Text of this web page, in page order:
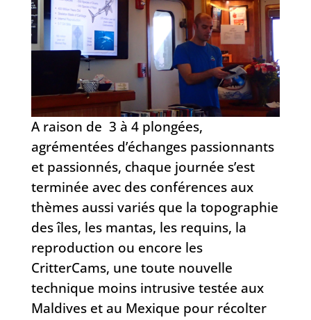
A raison de 3 à 4 plongées,
agrémentées d’échanges passionnants
et passionnés, chaque journée s’est
terminée avec des conférences aux
thèmes aussi variés que la topographie
des îles, les mantas, les requins, la
reproduction ou encore les
CritterCams, une toute nouvelle
technique moins intrusive testée aux
Maldives et au Mexique pour récolter